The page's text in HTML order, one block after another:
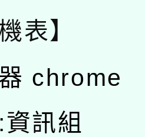
表】
chrome
訊組